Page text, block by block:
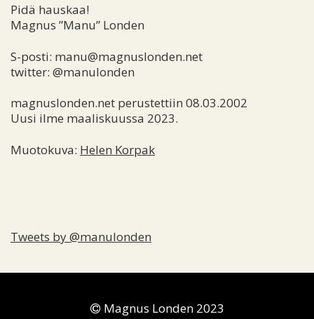
Pidä hauskaa!
Magnus ”Manu” Londen
S-posti: manu@magnuslonden.net
twitter: @manulonden
magnuslonden.net perustettiin 08.03.2002
Uusi ilme maaliskuussa 2023.
Muotokuva: Helen Korpak
Tweets by @manulonden
Magnus Londen 2023